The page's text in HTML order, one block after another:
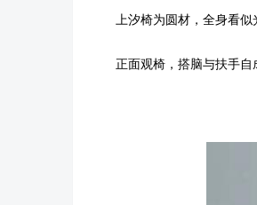
上汐椅为圆材，全身看似
正面观椅，搭脑与扶手自